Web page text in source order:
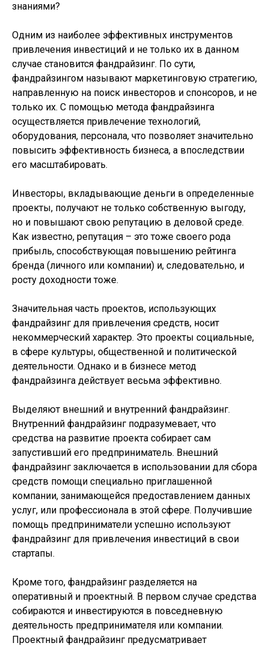
знаниями?
Одним из наиболее эффективных инструментов
привлечения инвестиций и не только их в данном
случае становится фандрайзинг. По сути,
фандрайзингом называют маркетинговую стратегию,
направленную на поиск инвесторов и спонсоров, и не
только их. С помощью метода фандрайзинга
осуществляется привлечение технологий,
оборудования, персонала, что позволяет значительно
повысить эффективность бизнеса, а впоследствии
его масштабировать.
Инвесторы, вкладывающие деньги в определенные
проекты, получают не только собственную выгоду,
но и повышают свою репутацию в деловой среде.
Как известно, репутация – это тоже своего рода
прибыль, способствующая повышению рейтинга
бренда (личного или компании) и, следовательно, и
росту доходности тоже.
Значительная часть проектов, использующих
фандрайзинг для привлечения средств, носит
некоммерческий характер. Это проекты социальные,
в сфере культуры, общественной и политической
деятельности. Однако и в бизнесе метод
фандрайзинга действует весьма эффективно.
Выделяют внешний и внутренний фандрайзинг.
Внутренний фандрайзинг подразумевает, что
средства на развитие проекта собирает сам
запустивший его предприниматель. Внешний
фандрайзинг заключается в использовании для сбора
средств помощи специально приглашенной
компании, занимающейся предоставлением данных
услуг, или профессионала в этой сфере. Получившие
помощь предприниматели успешно используют
фандрайзинг для привлечения инвестиций в свои
стартапы.
Кроме того, фандрайзинг разделяется на
оперативный и проектный. В первом случае средства
собираются и инвестируются в повседневную
деятельность предпринимателя или компании.
Проектный фандрайзинг предусматривает